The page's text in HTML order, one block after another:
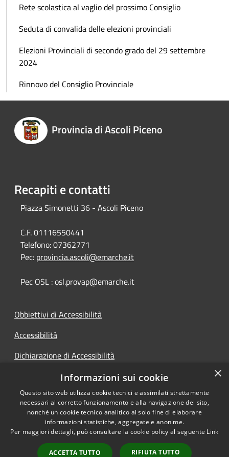
Rete scolastica al vaglio del prossimo Consiglio
Seduta di convalida delle elezioni provinciali
Elezioni Provinciali di secondo grado del 29 settembre
2024
Rinnovo del Consiglio Provinciale
Provincia di Ascoli Piceno
Recapiti e contatti
Piazza Simonetti 36 - Ascoli Piceno
C.F. 01116550441
Telefono:07362771
Pec: provincia.ascoli@emarche.it
Pec OSL : osl.provap@emarche.it
Obbiettivi di Accessibilità
Accessibilità
Dichiarazione di Accessibilità
Accesso Civico
Accessibilità
Copyright © 2026 • Provincia di
Ascoli Piceno • Powered by
Municipium•
Accesso
×
Informazioni sui cookie
Questo sito web utilizza cookie tecnici e assimilati strettamente
necessari al corretto funzionamento e alla navigazione del sito,
nonché un cookie tecnico analitico al solo fine di elaborare
informazioni statistiche, aggregate e anonime.
Per maggiori dettagli, può consultare la cookie policy al seguente Link
ACCETTA TUTTO RIFIUTA TUTTO